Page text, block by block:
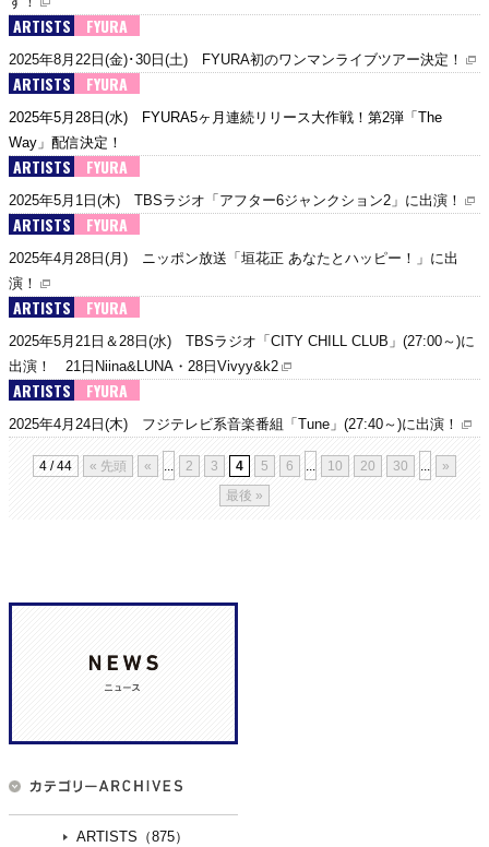
ARTISTS FYURA
2025年8月22日(金)･30日(土) FYURA初のワンマンライブツアー決定！
ARTISTS FYURA
2025年5月28日(水) FYURA5ヶ月連続リリース大作戦！第2弾「The
Way」配信決定！
ARTISTS FYURA
2025年5月1日(木) TBSラジオ「アフター6ジャンクション2」に出演！
ARTISTS FYURA
2025年4月28日(月) ニッポン放送「垣花正 あなたとハッピー！」に出
演！
ARTISTS FYURA
2025年5月21日＆28日(水) TBSラジオ「CITY CHILL CLUB」(27:00～)に
出演！ 21日Niina&LUNA・28日Vivyy&k2
ARTISTS FYURA
2025年4月24日(木) フジテレビ系音楽番組「Tune」(27:40～)に出演！
4 / 44 « 先頭 « ... 2 3 4 5 6 ... 10 20 30 ...
»
最後 »
ARTISTS（875）